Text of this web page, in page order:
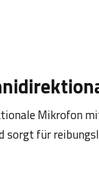
Mikrofon
sorgt für